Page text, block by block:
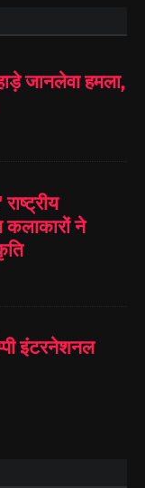
जानलेवा हमला,
कलाकारों ने
इंटरनेशनल